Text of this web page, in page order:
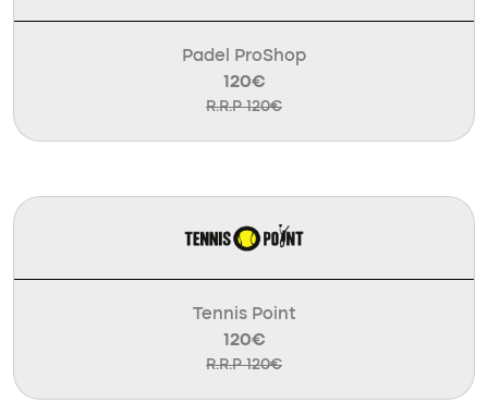
Padel ProShop
120€
R.R.P 120€
Tennis Point
120€
R.R.P 120€